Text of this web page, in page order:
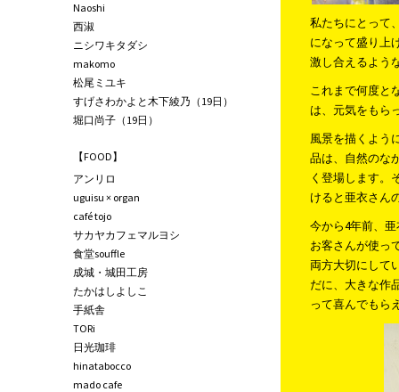
私たちにとって
になって盛り上
激し合えるよう
これまで何度と
は、元気をもら
風景を描くよう
品は、自然のな
く登場します。
けると亜衣さん
今から4年前、
お客さんが使っ
両方大切にして
だに、大きな作
って喜んでもら
Naoshi
西淑
ニシワキタダシ
makomo
松尾ミユキ
すげさわかよと木下綾乃（19日）
堀口尚子（19日）
【FOOD】
アンリロ
uguisu × organ
café tojo
サカヤカフェマルヨシ
食堂souffle
成城・城田工房
たかはしよしこ
手紙舎
TORi
日光珈琲
hinatabocco
mado cafe